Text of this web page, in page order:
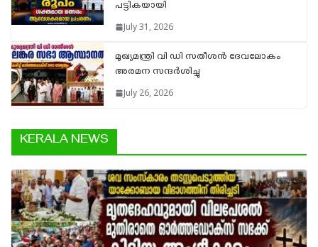
പട്ടികയായി
July 31, 2026
മുഖ്യമന്ത്രി വി ഡി സതീശൻ ദേവലോകം
അരമന സന്ദർശിച്ചു
July 26, 2026
KERALA NEWS